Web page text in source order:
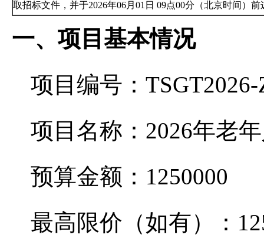
取招标文件，并于2026年06月01日 09点00分（北京时间）
一、项目基本情况
项目编号：TSGT2026-
项目名称：2026年老
预算金额：1250000
最高限价（如有）：